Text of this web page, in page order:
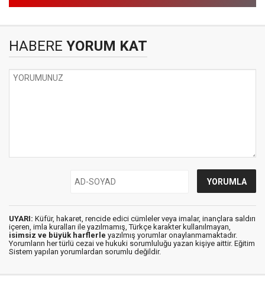
HABERE YORUM KAT
UYARI: Küfür, hakaret, rencide edici cümleler veya imalar, inançlara saldırı
içeren, imla kuralları ile yazılmamış, Türkçe karakter kullanılmayan,
isimsiz ve büyük harflerle yazılmış yorumlar onaylanmamaktadır.
Yorumların her türlü cezai ve hukuki sorumluluğu yazan kişiye aittir. Eğitim
Sistem yapılan yorumlardan sorumlu değildir.